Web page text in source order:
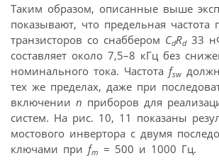
Таким образом, описанные выше
показывают, что предельная частота
транзисторов со снаббером CdRd33
составляет около 7,5–8 кГц без
номинального тока. Частота fsw
тех же пределах, даже при
включении n приборов для
систем. На рис. 10, 11 показаны
мостового инвертора с двумя
ключами при fm = 500 и 1000 Гц.